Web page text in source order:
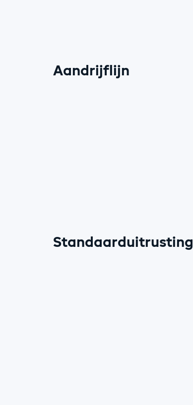
Aandrijflijn
Standaarduitrusting